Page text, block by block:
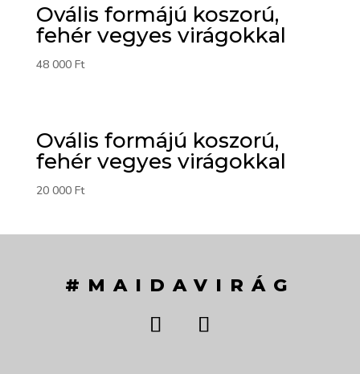
Ovális formájú koszorú,
fehér vegyes virágokkal
48 000 Ft
Ovális formájú koszorú,
fehér vegyes virágokkal
20 000 Ft
#MAIDAVIRÁG